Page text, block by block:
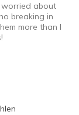
about
breaking in
more than I